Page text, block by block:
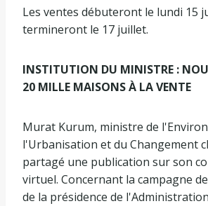
Les ventes débuteront le lundi 15
termineront le 17 juillet.
INSTITUTION DU MINISTRE :
20 MILLE MAISONS À LA VENTE
Murat Kurum, ministre de
l'Urbanisation et du Changement
partagé une publication sur son
virtuel. Concernant la campagne
de la présidence de